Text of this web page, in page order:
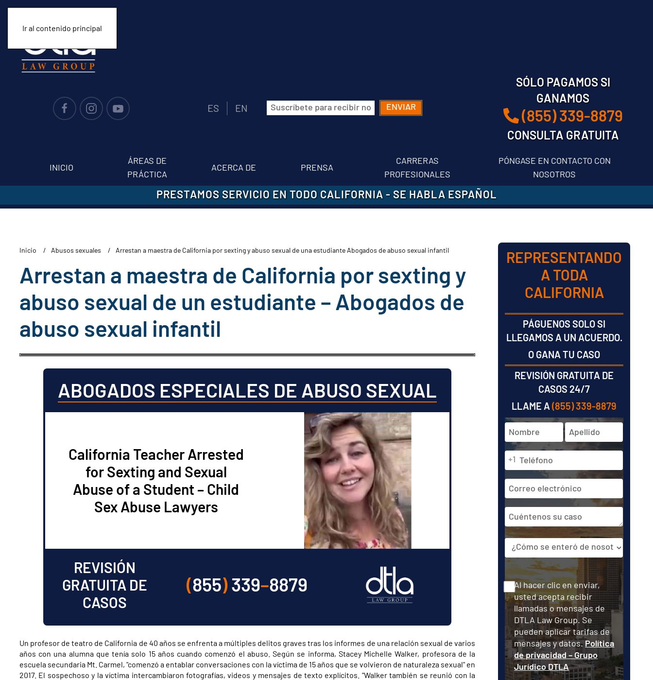
Ir al contenido principal
ES EN
Correo
SÓLO PAGAMOS SI
GANAMOS
(855) 339-8879
CONSULTA GRATUITA
INICIO
ÁREAS DE
PRÁCTICA
ACERCA DE PRENSA
CARRERAS
PROFESIONALES
PÓNGASE EN CONTACTO CON
NOSOTROS
PRESTAMOS SERVICIO EN TODO CALIFORNIA- SE HABLA ESPAÑOL
Inicio Abusos sexuales Arrestan a maestra de California por sexting y abuso sexual de una estudiante Abogados de abuso sexual infantil
Arrestan a maestra de California por sexting y
abuso sexual de un estudiante – Abogados de
abuso sexual infantil
ABOGADOS ESPECIALES DE ABUSO SEXUAL
California Teacher Arrested
for Sexting and Sexual
Abuse of a Student – Child
Sex Abuse Lawyers
REVISIÓN
GRATUITA DE
CASOS
(855)339–8879
Un profesor de teatro de California de 40 años se enfrenta a múltiples delitos graves tras los informes de una relación sexual de varios
años con una alumna que tenía solo 15 años cuando comenzó el abuso. Según se informa, Stacey Michelle Walker, profesora de la
escuela secundaria Mt. Carmel, "comenzó a entablar conversaciones con la víctima de 15 años que se volvieron de naturaleza sexual" en
2017. El sospechoso y la víctima intercambiaron fotografías, videos y mensajes de texto explícitos. "Walker también se reunió con la
REPRESENTANDO
A TODA
CALIFORNIA
PÁGUENOS SOLO SI
LLEGAMOS A UN ACUERDO.
O GANA TU CASO
REVISIÓN GRATUITA DE
CASOS 24/7
LLAME A (855) 339-8879
Nombre
y
apellidos
primer
lugar
+1
de
correo
electrónico
su
Fuente
Consentir
Al hacer clic en enviar,
usted acepta recibir
llamadas o mensajes de
DTLA Law Group. Se
pueden aplicar tarifas de
mensajes y datos.Política
de privacidad – Grupo
Jurídico DTLA